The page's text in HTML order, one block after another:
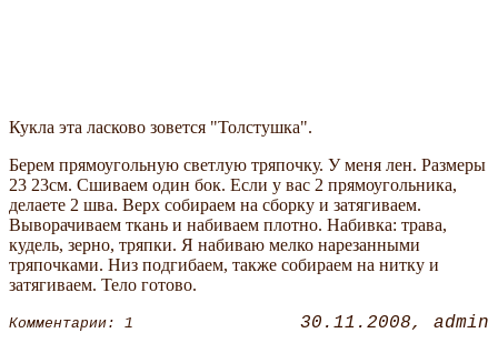
Кукла эта ласково зовется "Толстушка".
Берем прямоугольную светлую тряпочку. У меня лен. Размеры
23 23см. Сшиваем один бок. Если у вас 2 прямоугольника,
делаете 2 шва. Верх собираем на сборку и затягиваем.
Выворачиваем ткань и набиваем плотно. Набивка: трава,
кудель, зерно, тряпки. Я набиваю мелко нарезанными
тряпочками. Низ подгибаем, также собираем на нитку и
затягиваем. Тело готово.
Комментарии: 1 30.11.2008 admin